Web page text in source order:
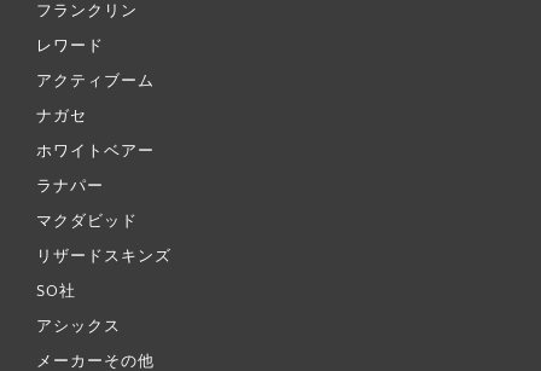
フランクリン
レワード
アクティブーム
ナガセ
ホワイトベアー
ラナパー
マクダビッド
リザードスキンズ
SO社
アシックス
メーカーその他